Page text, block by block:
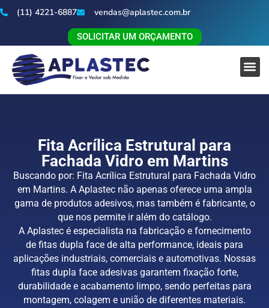
(11) 4221-6887 vendas@aplastec.com.br
SOLICITAR UM ORÇAMENTO
Fita Acrílica Estrutural para
Fachada Vidro em Martins
Buscando por: Fita Acrílica Estrutural para Fachada Vidro
em Martins. A Aplastec não apenas oferece uma ampla
gama de produtos adesivos, mas também é fabricante, o
que nos permite ir além do catálogo.
A Aplastec é especialista na fabricação e fornecimento
de fitas dupla face de alta performance, ideais para
aplicações industriais, comerciais e automotivas. Nossas
fitas dupla face adesivas garantem fixação forte,
durabilidade e acabamento limpo, sendo perfeitas para
montagem, colagem e união de diferentes materiais.